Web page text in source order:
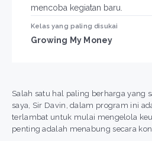
mencoba kegiatan baru.
Kelas yang paling disukai
Growing My Money
Salah satu hal paling berharga yang
saya, Sir Davin, dalam program ini
terlambat untuk mulai mengelola
penting adalah menabung secara